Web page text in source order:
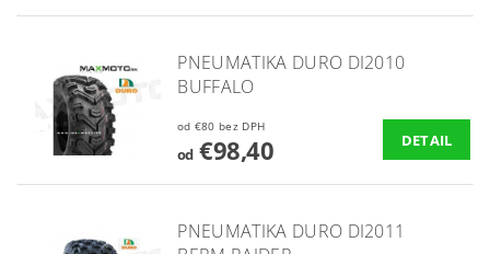
PNEUMATIKA DURO DI2010
BUFFALO
od €80 bez DPH
od€98,40 DETAIL
PNEUMATIKA DURO DI2011